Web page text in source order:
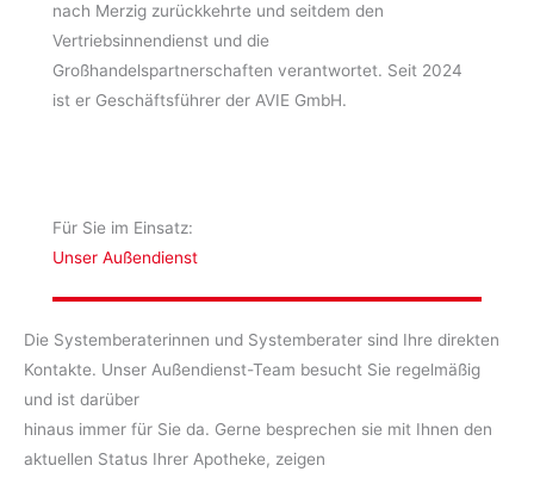
nach Merzig zurückkehrte und seitdem den
Vertriebsinnendienst und die
Großhandelspartnerschaften verantwortet. Seit 2024
ist er Geschäftsführer der AVIE GmbH.
Für Sie im Einsatz:
Unser Außendienst
Die Systemberaterinnen und Systemberater sind Ihre direkten
Kontakte. Unser Außendienst-Team besucht Sie regelmäßig
und ist darüber
hinaus immer für Sie da. Gerne besprechen sie mit Ihnen den
aktuellen Status Ihrer Apotheke, zeigen